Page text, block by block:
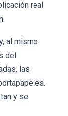
real
al mismo
del
las
y se